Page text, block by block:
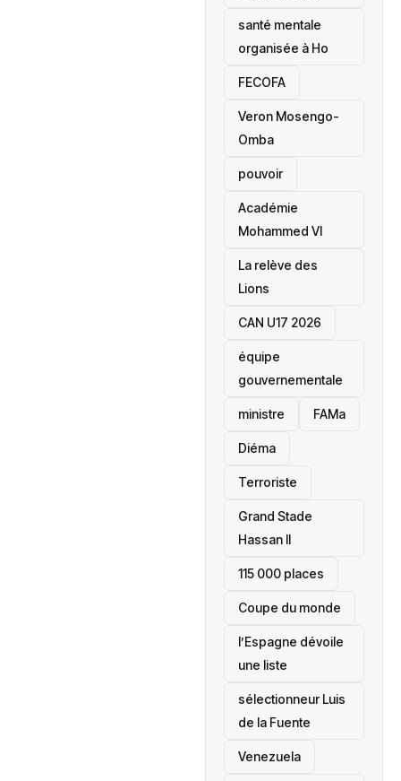
santé mentale
organisée à Ho
‎FECOFA
Veron Mosengo-
Omba
pouvoir
Académie
Mohammed VI
La relève des
Lions
CAN U17 2026
équipe
gouvernementale
ministre FAMa
Diéma
Terroriste
Grand Stade
Hassan II
115 000 places
‎Coupe du monde
l’Espagne dévoile
une liste
sélectionneur Luis
de la Fuente
‎Venezuela